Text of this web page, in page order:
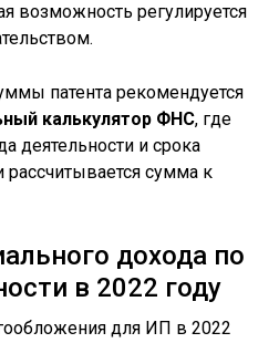
возможность регулируется
патента рекомендуется
калькулятор ФНС, где
деятельности и срока
рассчитывается сумма к
дохода по
в 2022 году
для ИП в 2022